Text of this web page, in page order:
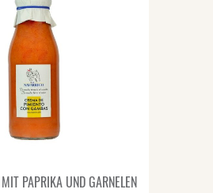
PAPRIKA UND GARNELEN